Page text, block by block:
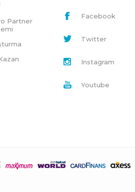
Partner
Facebook
Twitter
Instagram
Youtube